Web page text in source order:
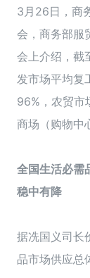
3月26日，商
会，商务部服
会上介绍，截
发市场平均复
96%，农贸市
商场（购物中
全国生活必需
稳中有降
据冼国义司长
品市场供应总